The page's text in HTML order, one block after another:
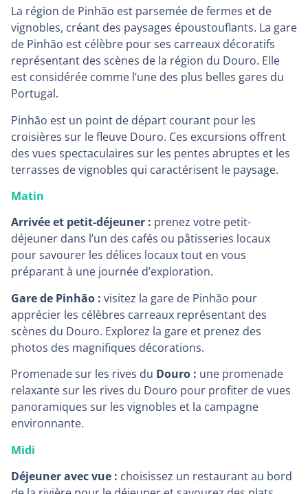
La région de Pinhão est parsemée de fermes et de
vignobles, créant des paysages époustouflants. La gare
de Pinhão est célèbre pour ses carreaux décoratifs
représentant des scènes de la région du Douro. Elle
est considérée comme l’une des plus belles gares du
Portugal.
Pinhão est un point de départ courant pour les
croisières sur le fleuve Douro. Ces excursions offrent
des vues spectaculaires sur les pentes abruptes et les
terrasses de vignobles qui caractérisent le paysage.
Matin
Arrivée et petit-déjeuner : prenez votre petit-
déjeuner dans l’un des cafés ou pâtisseries locaux
pour savourer les délices locaux tout en vous
préparant à une journée d’exploration.
Gare de Pinhão : visitez la gare de Pinhão pour
apprécier les célèbres carreaux représentant des
scènes du Douro. Explorez la gare et prenez des
photos des magnifiques décorations.
Promenade sur les rives du Douro : une promenade
relaxante sur les rives du Douro pour profiter de vues
panoramiques sur les vignobles et la campagne
environnante.
Midi
Déjeuner avec vue : choisissez un restaurant au bord